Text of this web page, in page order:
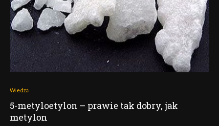
Wiedza
5-metyloetylon – prawie tak dobry, jak
metylon